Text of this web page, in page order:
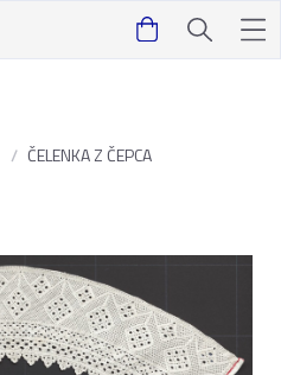
ČELENKA Z ČEPCA